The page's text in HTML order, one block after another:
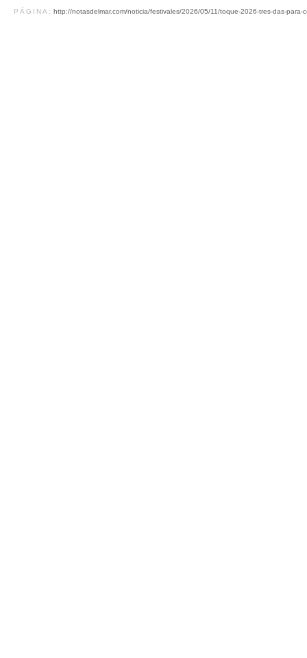
PÁGINA: http://notasdelmar.com/noticia/festivales/2026/05/11/toque-2026-tres-das-para-